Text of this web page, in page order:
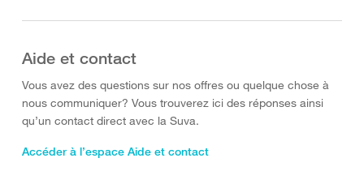
Aide et contact
Vous avez des questions sur nos offres ou quelque chose à
nous communiquer? Vous trouverez ici des réponses ainsi
qu’un contact direct avec la Suva.
Accéder à l’espace Aide et contact